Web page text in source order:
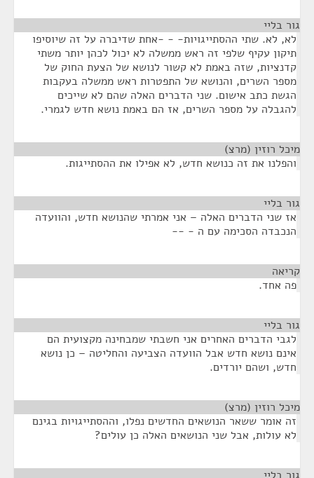
גור בליי
לא, לא. שתי ההסתייגויות- - -אחת שדיברה על זה שיוסיפו
תיקון עקיף שלפי זה ראש ממשלה לא יכול לכהן יותר משתי
קדנציות, שזה באמת לא קשור לנושא של הצעת החוק של
מספר השרים, והנושא של התפטרות ראש ממשלה בעקבות
הגשת כתב אישום. שני הדברים האלה שהם לא שייכים
להגבלה על מספר השרים, אז הם באמת נושא חדש לגמרי.
מיכל רוזין (מרצ)
והפלנו את זה כנושא חדש, לא אפילו את ההסתייגות.
גור בליי
אז שני הדברים האלה – אני אמרתי שהנושא חדש, והוועדה
הנכבדה הסכימה עם ה - --
קריאה
פה אחד.
גור בליי
לגבי הדברים האחרים אני חשבתי שמבחינה מקצועית הם
אינם נושא חדש אבל הוועדה הצביעה והחליטה – כן נושא
חדש, ושהם יורדים.
מיכל רוזין (מרצ)
זה אומר ששאר הנושאים החדשים נפלו, וההסתייגויות בגינם
לא עולות, אבל שני הנושאים האלה כן עולים?